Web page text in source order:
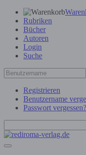
Rubriken
Bücher
Autoren
Login
Suche
Registrieren
Benutzername
Passwort vergessen?